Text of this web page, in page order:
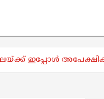
ഇപ്പോള്‍